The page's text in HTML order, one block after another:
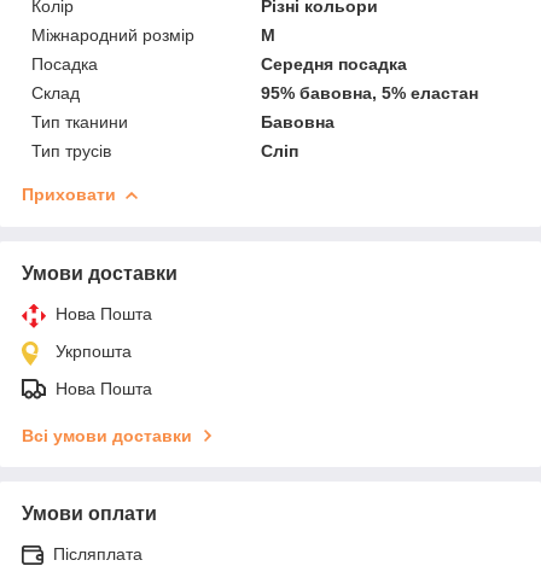
Колір
Різні кольори
Міжнародний розмір
M
Посадка
Середня посадка
Склад
95% бавовна, 5% еластан
Тип тканини
Бавовна
Тип трусів
Сліп
Приховати
Умови доставки
Нова Пошта
Укрпошта
Нова Пошта
Всі умови доставки
Умови оплати
Післяплата